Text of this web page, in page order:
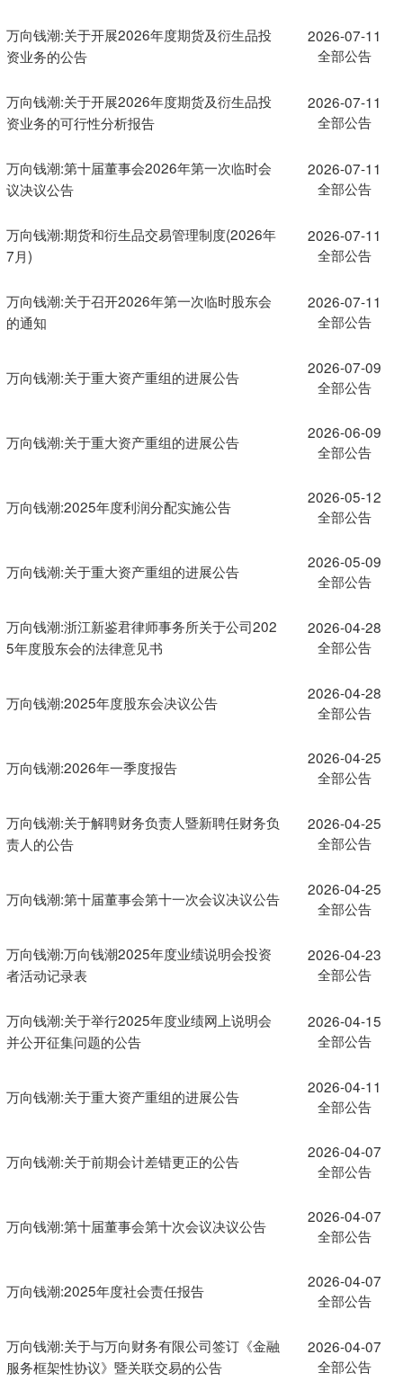
万向钱潮:关于开展2026年度期货及衍生品投
资业务的公告
2026-07-11
全部公告
万向钱潮:关于开展2026年度期货及衍生品投
资业务的可行性分析报告
2026-07-11
全部公告
万向钱潮:第十届董事会2026年第一次临时会
议决议公告
2026-07-11
全部公告
万向钱潮:期货和衍生品交易管理制度(2026年
7月)
2026-07-11
全部公告
万向钱潮:关于召开2026年第一次临时股东会
的通知
2026-07-11
全部公告
万向钱潮:关于重大资产重组的进展公告
2026-07-09
全部公告
万向钱潮:关于重大资产重组的进展公告
2026-06-09
全部公告
万向钱潮:2025年度利润分配实施公告
2026-05-12
全部公告
万向钱潮:关于重大资产重组的进展公告
2026-05-09
全部公告
万向钱潮:浙江新鉴君律师事务所关于公司202
5年度股东会的法律意见书
2026-04-28
全部公告
万向钱潮:2025年度股东会决议公告
2026-04-28
全部公告
万向钱潮:2026年一季度报告
2026-04-25
全部公告
万向钱潮:关于解聘财务负责人暨新聘任财务负
责人的公告
2026-04-25
全部公告
万向钱潮:第十届董事会第十一次会议决议公告
2026-04-25
全部公告
万向钱潮:万向钱潮2025年度业绩说明会投资
者活动记录表
2026-04-23
全部公告
万向钱潮:关于举行2025年度业绩网上说明会
并公开征集问题的公告
2026-04-15
全部公告
万向钱潮:关于重大资产重组的进展公告
2026-04-11
全部公告
万向钱潮:关于前期会计差错更正的公告
2026-04-07
全部公告
万向钱潮:第十届董事会第十次会议决议公告
2026-04-07
全部公告
万向钱潮:2025年度社会责任报告
2026-04-07
全部公告
万向钱潮:关于与万向财务有限公司签订《金融
服务框架性协议》暨关联交易的公告
2026-04-07
全部公告